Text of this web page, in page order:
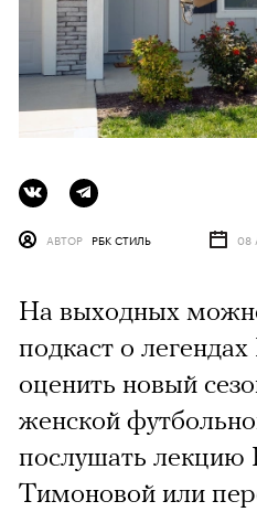
АВТОР РБК СТИЛЬ 08
На выходных
подкаст о
оценить новый
женской
послушать лекцию
Тимоновой или